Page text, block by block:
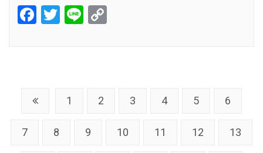
Facebook
Twitter
Line
1 2 3 4 5 6
7 8 9 10 11 12 13